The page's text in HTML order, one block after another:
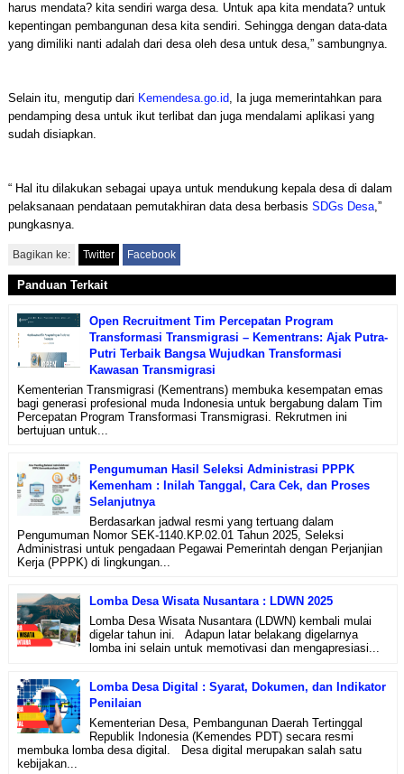
harus mendata? kita sendiri warga desa. Untuk apa kita mendata? untuk
kepentingan pembangunan desa kita sendiri. Sehingga dengan data-data
yang dimiliki nanti adalah dari desa oleh desa untuk desa,” sambungnya.
Selain itu, mengutip dari Kemendesa.go.id, Ia juga memerintahkan para
pendamping desa untuk ikut terlibat dan juga mendalami aplikasi yang
sudah disiapkan.
“ Hal itu dilakukan sebagai upaya untuk mendukung kepala desa di dalam
pelaksanaan pendataan pemutakhiran data desa berbasis SDGs Desa,”
pungkasnya.
Bagikan ke: Twitter Facebook
Panduan Terkait
Open Recruitment Tim Percepatan Program
Transformasi Transmigrasi – Kementrans: Ajak Putra-
Putri Terbaik Bangsa Wujudkan Transformasi
Kawasan Transmigrasi
Kementerian Transmigrasi (Kementrans) membuka kesempatan emas
bagi generasi profesional muda Indonesia untuk bergabung dalam Tim
Percepatan Program Transformasi Transmigrasi. Rekrutmen ini
bertujuan untuk...
Pengumuman Hasil Seleksi Administrasi PPPK
Kemenham : Inilah Tanggal, Cara Cek, dan Proses
Selanjutnya
Berdasarkan jadwal resmi yang tertuang dalam
Pengumuman Nomor SEK-1140.KP.02.01 Tahun 2025, Seleksi
Administrasi untuk pengadaan Pegawai Pemerintah dengan Perjanjian
Kerja (PPPK) di lingkungan...
Lomba Desa Wisata Nusantara : LDWN 2025
Lomba Desa Wisata Nusantara (LDWN) kembali mulai
digelar tahun ini. Adapun latar belakang digelarnya
lomba ini selain untuk memotivasi dan mengapresiasi...
Lomba Desa Digital : Syarat, Dokumen, dan Indikator
Penilaian
Kementerian Desa, Pembangunan Daerah Tertinggal
Republik Indonesia (Kemendes PDT) secara resmi
membuka lomba desa digital. Desa digital merupakan salah satu
kebijakan...